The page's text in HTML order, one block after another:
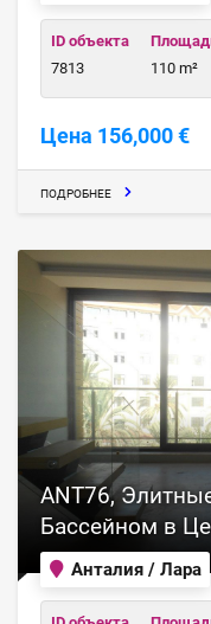
ID объекта
7813
110 m²
Цена 156,000 €
ПОДРОБНЕЕ
Анталия / Лара
ANT76,
Бассейном в